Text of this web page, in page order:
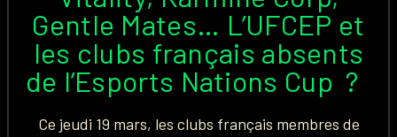
Gentle Mates… L’UFCEP et
les clubs français absents
de l’Esports Nations Cup ?
Ce jeudi 19 mars, les clubs français membres de